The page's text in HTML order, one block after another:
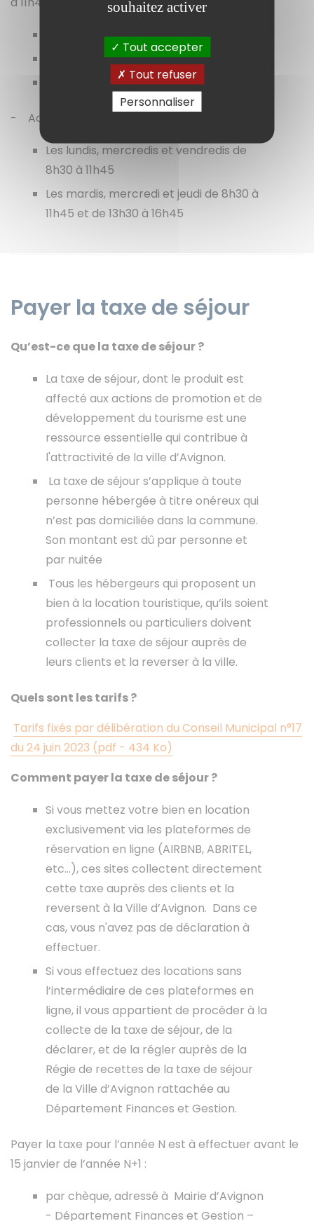
04 90 80 44 00
04 90 80 44 03
04 90 80 44 04
- Accueil du public au 20 rue du Roi René :
Les lundis, mercredis et vendredis de
8h30 à 11h45
Les mardis, mercredi et jeudi de 8h30 à
11h45 et de 13h30 à 16h45
Payer la taxe de séjour
Qu’est-ce que la taxe de séjour ?
La taxe de séjour, dont le produit est
affecté aux actions de promotion et de
développement du tourisme est une
ressource essentielle qui contribue à
l'attractivité de la ville d’Avignon.
La taxe de séjour s’applique à toute
personne hébergée à titre onéreux qui
n’est pas domiciliée dans la commune.
Son montant est dû par personne et
par nuitée
Tous les hébergeurs qui proposent un
bien à la location touristique, qu’ils soient
professionnels ou particuliers doivent
collecter la taxe de séjour auprès de
leurs clients et la reverser à la ville.
Quels sont les tarifs ?
Tarifs fixés par délibération du Conseil Municipal n°17
du 24 juin 2023 (pdf - 434 Ko)
Comment payer la taxe de séjour ?
Si vous mettez votre bien en location
exclusivement via les plateformes de
réservation en ligne (AIRBNB, ABRITEL,
etc…), ces sites collectent directement
cette taxe auprès des clients et la
reversent à la Ville d’Avignon. Dans ce
cas, vous n'avez pas de déclaration à
effectuer.
Si vous effectuez des locations sans
l’intermédiaire de ces plateformes en
ligne, il vous appartient de procéder à la
collecte de la taxe de séjour, de la
déclarer, et de la régler auprès de la
Régie de recettes de la taxe de séjour
de la Ville d’Avignon rattachée au
Département Finances et Gestion.
Payer la taxe pour l’année N est à effectuer avant le
15 janvier de l’année N+1 :
par chèque, adressé à Mairie d’Avignon
- Département Finances et Gestion –
souhaitez activer
Tout accepter
Tout refuser
Personnaliser